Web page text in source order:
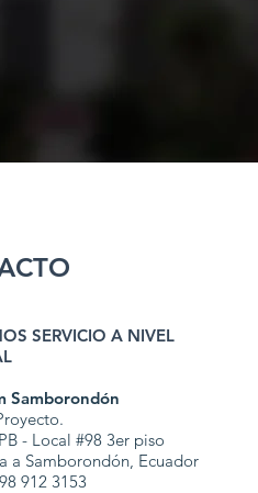
SERVICIO A NIVEL
Samborondón
- Local #98 3er piso
a a Samborondón, Ecuador
912 3153